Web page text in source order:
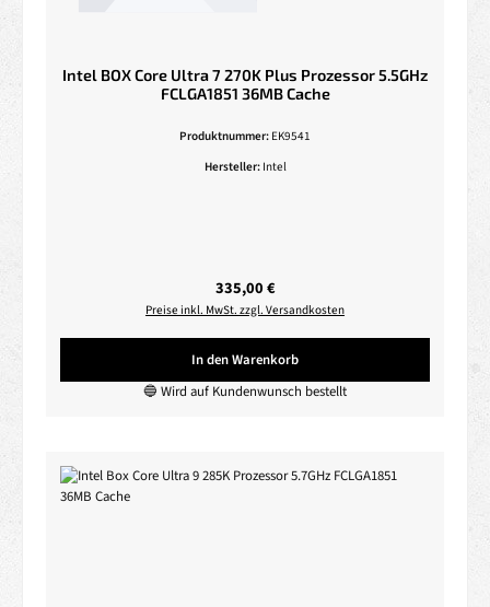
Intel BOX Core Ultra 7 270K Plus Prozessor 5.5GHz
FCLGA1851 36MB Cache
Produktnummer: EK9541
Hersteller: Intel
Regulärer Preis:
335,00 €
Preise inkl. MwSt. zzgl. Versandkosten
In den Warenkorb
🔵 Wird auf Kundenwunsch bestellt